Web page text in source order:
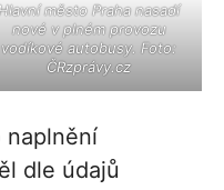
město Praha nasadí
nové v plném provozu
vodíkové autobusy. Foto:
ČRzprávy.cz
naplnění
dle údajů